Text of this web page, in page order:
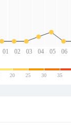
01 02 03 04 05 06
20 25 30 35